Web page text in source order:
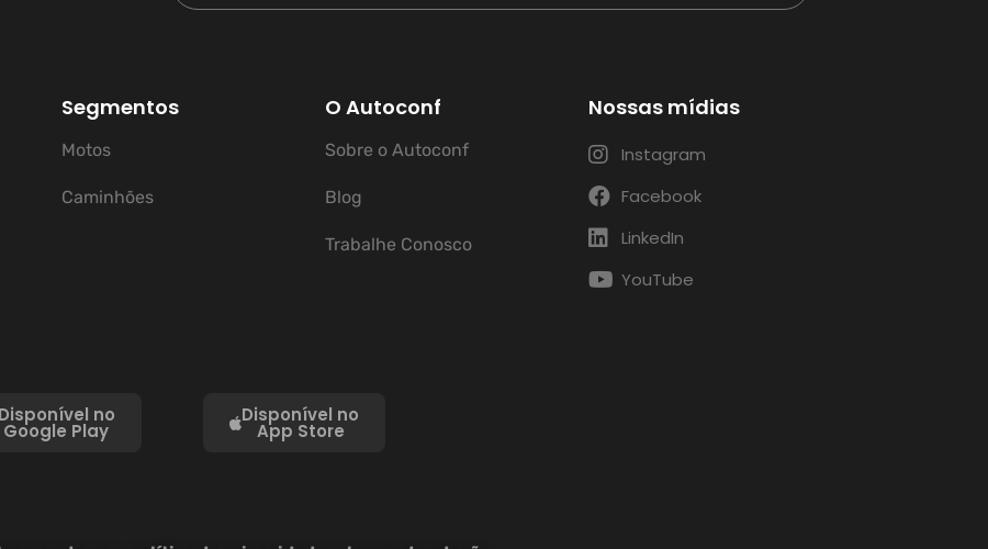
Segmentos
Motos
Caminhões
O Autoconf
Sobre o Autoconf
Blog
Trabalhe Conosco
Nossas mídias
Instagram
Facebook
LinkedIn
YouTube
Disponível no
Google Play
Disponível no
App Store